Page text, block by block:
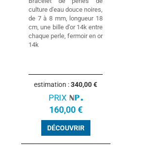
culture d'eau douce noires,
de 7 à 8 mm, longueur 18
cm, une bille d'or 14k entre
chaque perle, fermoir en or
14k
estimation :340,00 €
PRIX
160,00 €
DÉCOUVRIR